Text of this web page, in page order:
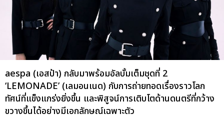
aespa (เอสป้า) กลับมาพร้อมอัลบั้มเต็มชุดที่ 2
‘LEMONADE’ (เลมอนเนด) กับการถ่ายทอดเรื่องราวโลก
ทัศน์ที่แข็งแกร่งยิ่งขึ้น และพิสูจน์การเติบโตด้านดนตรีที่กว้าง
ขวางขึ้นได้อย่างมีเอกลักษณ์เฉพาะตัว